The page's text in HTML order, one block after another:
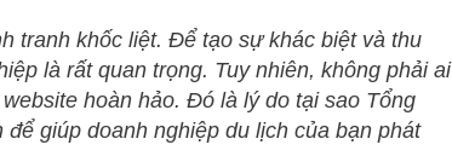
tranh khốc liệt. Để tạo sự khác biệt và thu
là rất quan trọng. Tuy nhiên, không phải ai
hoàn hảo. Đó là lý do tại sao Tổng
giúp doanh nghiệp du lịch của bạn phát